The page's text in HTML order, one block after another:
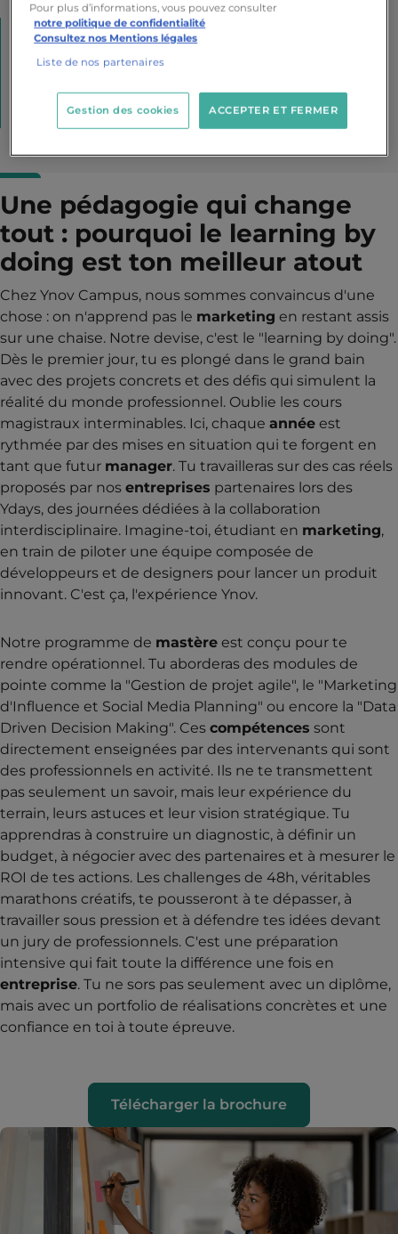
5000
entreprises
formations 100%
en ligne
Une pédagogie qui change
tout : pourquoi le learning by
doing est ton meilleur atout
Chez Ynov Campus, nous sommes convaincus d'une
chose : on n'apprend pas le marketing en restant assis
sur une chaise. Notre devise, c'est le "learning by doing".
Dès le premier jour, tu es plongé dans le grand bain
avec des projets concrets et des défis qui simulent la
réalité du monde professionnel. Oublie les cours
magistraux interminables. Ici, chaque année est
rythmée par des mises en situation qui te forgent en
tant que futur manager. Tu travailleras sur des cas réels
proposés par nos entreprises partenaires lors des
Ydays, des journées dédiées à la collaboration
interdisciplinaire. Imagine-toi, étudiant en marketing,
en train de piloter une équipe composée de
développeurs et de designers pour lancer un produit
innovant. C'est ça, l'expérience Ynov.
Notre programme de mastère est conçu pour te
rendre opérationnel. Tu aborderas des modules de
pointe comme la "Gestion de projet agile", le "Marketing
d'Influence et Social Media Planning" ou encore la "Data
Driven Decision Making". Ces compétences sont
directement enseignées par des intervenants qui sont
des professionnels en activité. Ils ne te transmettent
pas seulement un savoir, mais leur expérience du
terrain, leurs astuces et leur vision stratégique. Tu
apprendras à construire un diagnostic, à définir un
budget, à négocier avec des partenaires et à mesurer le
ROI de tes actions. Les challenges de 48h, véritables
marathons créatifs, te pousseront à te dépasser, à
travailler sous pression et à défendre tes idées devant
un jury de professionnels. C'est une préparation
intensive qui fait toute la différence une fois en
entreprise. Tu ne sors pas seulement avec un diplôme,
mais avec un portfolio de réalisations concrètes et une
confiance en toi à toute épreuve.
Télécharger la brochure
Pour plus d’informations, vous pouvez consulter
notre politique de confidentialité
Consultez nos Mentions légales
Liste de nos partenaires
ACCEPTER ET FERMER
Gestion des cookies